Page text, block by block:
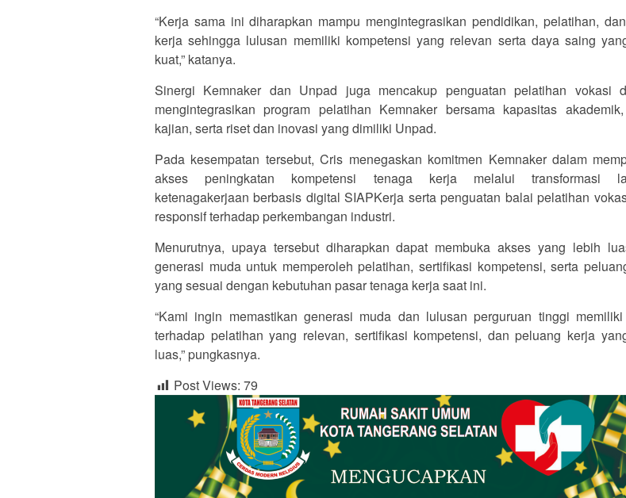
“Kerja sama ini diharapkan mampu mengintegrasikan pendidikan, pelatihan,
kerja sehingga lulusan memiliki kompetensi yang relevan serta daya saing
kuat,” katanya.
Sinergi Kemnaker dan Unpad juga mencakup penguatan pelatihan vokasi
mengintegrasikan program pelatihan Kemnaker bersama kapasitas
kajian, serta riset dan inovasi yang dimiliki Unpad.
Pada kesempatan tersebut, Cris menegaskan komitmen Kemnaker dalam
akses peningkatan kompetensi tenaga kerja melalui transformasi
ketenagakerjaan berbasis digital SIAPKerja serta penguatan balai pelatihan
responsif terhadap perkembangan industri.
Menurutnya, upaya tersebut diharapkan dapat membuka akses yang lebih
generasi muda untuk memperoleh pelatihan, sertifikasi kompetensi, serta
yang sesuai dengan kebutuhan pasar tenaga kerja saat ini.
“Kami ingin memastikan generasi muda dan lulusan perguruan tinggi
terhadap pelatihan yang relevan, sertifikasi kompetensi, dan peluang kerja
luas,” pungkasnya.
Post Views: 79